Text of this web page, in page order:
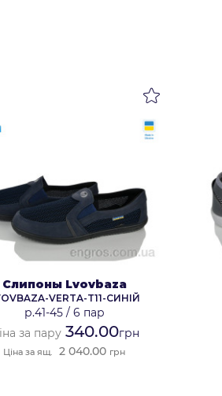
Слипоны Lvovbaza
VERTA-T11-СИНІЙ
р.41-45/ 6 пар
за пару340.00грн
Ціна за ящ. 2 040.00 грн